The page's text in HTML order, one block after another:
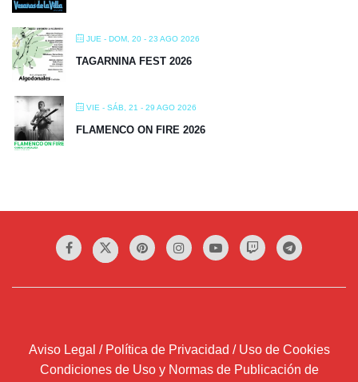
JUE - DOM, 20 - 23 AGO 2026
TAGARNINA FEST 2026
VIE - SÁB, 21 - 29 AGO 2026
FLAMENCO ON FIRE 2026
Aviso Legal / Política de Privacidad / Uso de Cookies
Condiciones de Uso y Normas de Publicación de